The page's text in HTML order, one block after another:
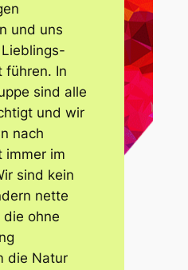
und uns
führen. In
sind alle
und wir
nach
immer im
sind kein
nette
die ohne
die Natur